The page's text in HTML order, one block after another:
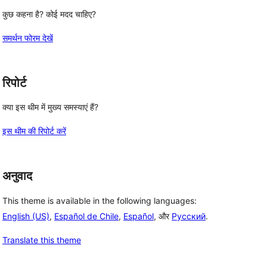
कुछ कहना है? कोई मदद चाहिए?
समर्थन फोरम देखें
रिपोर्ट
क्या इस थीम में मुख्य समस्याएं हैं?
इस थीम की रिपोर्ट करें
अनुवाद
This theme is available in the following languages:
English (US), Español de Chile, Español, और Русский.
Translate this theme